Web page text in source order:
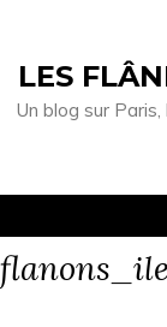
LES
Un blog sur